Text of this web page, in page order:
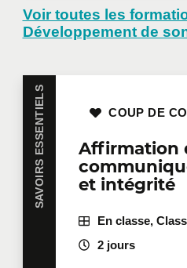
formation
Vous avez plusieurs
même formation? Que ce
vos bureaux ou à distance
offrons des formations
besoins de votre équipe.
disponibles. Contactez-nous
demandez une soumission
Voir toutes les
Développement de
SAVOIRS ESSENTIELS
Affirmation
et intégrité
COUP DE
En classe,
2 jours